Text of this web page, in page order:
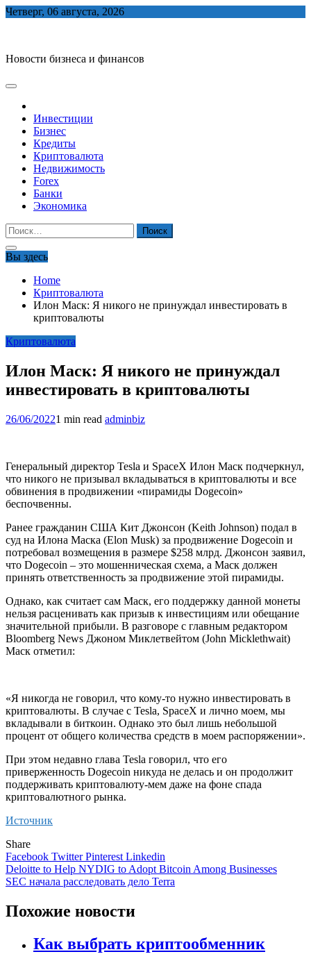
Skip
Четверг, 06 августа, 2026
Новости бизнеса и финансов
Инвестиции
Бизнес
Кредиты
Криптовалюта
Недвижимость
Forex
Банки
Экономика
Найти:
Вы здесь
Home
Криптовалюта
Илон Маск: Я никого не принуждал инвестировать в
криптовалюты
Криптовалюта
Илон Маск: Я никого не принуждал
инвестировать в криптовалюты
26/06/20221 min read adminbiz
Генеральный директор Tesla и SpaceX Илон Маск подчеркнул,
что никого не призывал вкладываться в криптовалюты и все
обвинения в продвижении «пирамиды Dogecoin»
беспочвенны.
Ранее гражданин США Кит Джонсон (Keith Johnson) подал в
суд на Илона Маска (Elon Musk) за продвижение Dogecoin и
потребовал возмещения в размере $258 млрд. Джонсон заявил,
что Dogecoin – это мошенническая схема, а Маск должен
принять ответственность за продвижение этой пирамиды.
Однако, как считает сам Маск, его поддержку данной монеты
нельзя расценивать как призыв к инвестициям или обещание
значительной прибыли. В разговоре с главным редактором
Bloomberg News Джоном Миклетвейтом (John Micklethwait)
Маск отметил:
«Я никогда не говорил, что кому-то нужно инвестировать в
криптовалюты. В случае с Tesla, SpaceX и лично моем, мы
вкладывали в биткоин. Однако это был лишь небольшой
процент от общего количества средств в моем распоряжении».
При этом недавно глава Tesla говорил, что его
приверженность Dogecoin никуда не делась и он продолжит
поддерживать криптовалюту-мем даже на фоне спада
криптовалютного рынка.
Источник
Share
Facebook TwitterPinterest Linkedin
Навигация
по
записям
Deloitte to Help NYDIG to Adopt Bitcoin Among Businesses
SEC начала расследовать дело Terra
Похожие новости
Как выбрать криптообменник